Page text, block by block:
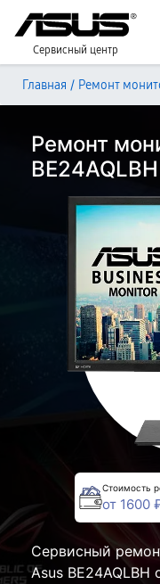
Сервисный центр
Главная / Ремонт
Ремонт
Стоимость
от 1600
Сервисный
Asus BE24AQLBH